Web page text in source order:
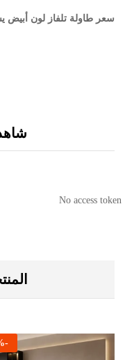
سعر طاولة تلفاز لون
No access token
-